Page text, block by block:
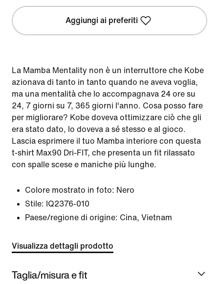
Aggiungi ai preferiti
La Mamba Mentality non è un interruttore che Kobe
azionava di tanto in tanto quando ne aveva voglia,
ma una mentalità che lo accompagnava 24 ore su
24, 7 giorni su 7, 365 giorni l'anno. Cosa posso fare
per migliorare? Kobe doveva ottimizzare ciò che gli
era stato dato, lo doveva a sé stesso e al gioco.
Lascia esprimere il tuo Mamba interiore con questa
t-shirt Max90 Dri-FIT, che presenta un fit rilassato
con spalle scese e maniche più lunghe.
Colore mostrato in foto: Nero
Stile: IQ2376-010
Paese/regione di origine: Cina, Vietnam
Visualizza dettagli prodotto
Taglia/misura e fit